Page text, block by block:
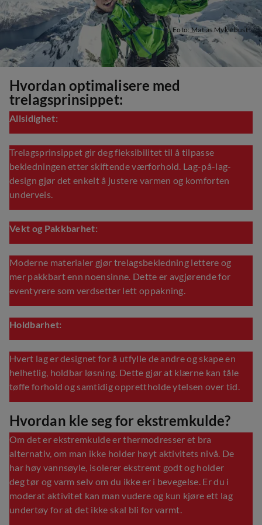
Foto: Matias Myklebust
Hvordan optimalisere med
trelagsprinsippet:
Allsidighet:
Trelagsprinsippet gir deg fleksibilitet til å tilpasse
bekledningen etter skiftende værforhold. Lag-på-lag-
design gjør det enkelt å justere varmen og komforten
underveis.
Vekt og Pakkbarhet:
Moderne materialer gjør trelagsbekledning lettere og
mer pakkbart enn noensinne. Dette er avgjørende for
eventyrere som verdsetter lett oppakning.
Holdbarhet:
Hvert lag er designet for å utfylle de andre og skape en
helhetlig, holdbar løsning. Dette gjør at klærne kan tåle
tøffe forhold og samtidig opprettholde ytelsen over tid.
Hvordan kle seg for ekstremkulde?
Om det er ekstremkulde er thermodresser et bra
alternativ, om man ikke holder høyt aktivitets nivå. De
har høy vannsøyle, isolerer ekstremt godt og holder
deg tør og varm selv om du ikke er i bevegelse. Er du i
moderat aktivitet kan man vudere og kun kjøre ett lag
undertøy for at det ikke skal bli for varmt.